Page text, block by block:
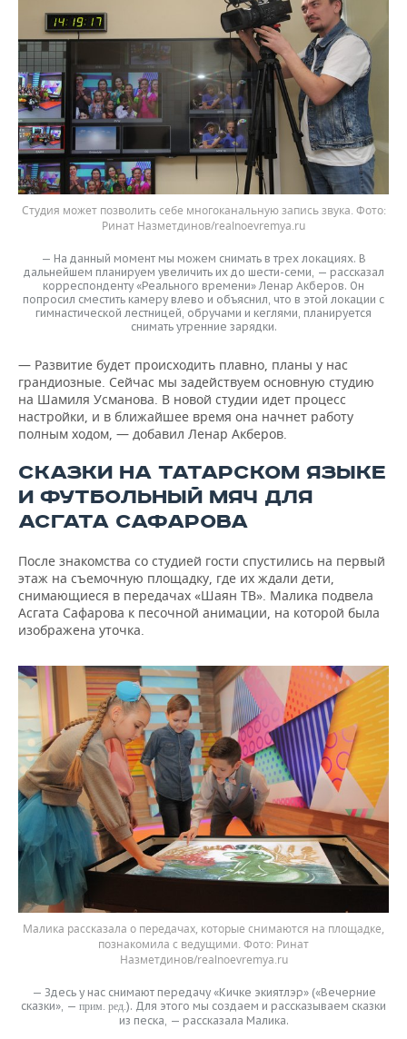
Студия может позволить себе многоканальную запись звука. Фото:
Ринат Назметдинов/realnoevremya.ru
— На данный момент мы можем снимать в трех локациях. В
дальнейшем планируем увеличить их до шести-семи, — рассказал
корреспонденту «Реального времени» Ленар Акберов. Он
попросил сместить камеру влево и объяснил, что в этой локации с
гимнастической лестницей, обручами и кеглями, планируется
снимать утренние зарядки.
— Развитие будет происходить плавно, планы у нас
грандиозные. Сейчас мы задействуем основную студию
на Шамиля Усманова. В новой студии идет процесс
настройки, и в ближайшее время она начнет работу
полным ходом, — добавил Ленар Акберов.
СКАЗКИ НА ТАТАРСКОМ ЯЗЫКЕ
И ФУТБОЛЬНЫЙ МЯЧ ДЛЯ
АСГАТА САФАРОВА
После знакомства со студией гости спустились на первый
этаж на съемочную площадку, где их ждали дети,
снимающиеся в передачах «Шаян ТВ». Малика подвела
Асгата Сафарова к песочной анимации, на которой была
изображена уточка.
Малика рассказала о передачах, которые снимаются на площадке,
познакомила с ведущими. Фото: Ринат
Назметдинов/realnoevremya.ru
— Здесь у нас снимают передачу «Кичке экиятлэр» («Вечерние
сказки», — прим. ред.). Для этого мы создаем и рассказываем сказки
из песка, — рассказала Малика.